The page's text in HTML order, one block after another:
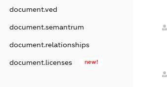
document.ved
document.semantrum
document.relationships
document.licenses new!